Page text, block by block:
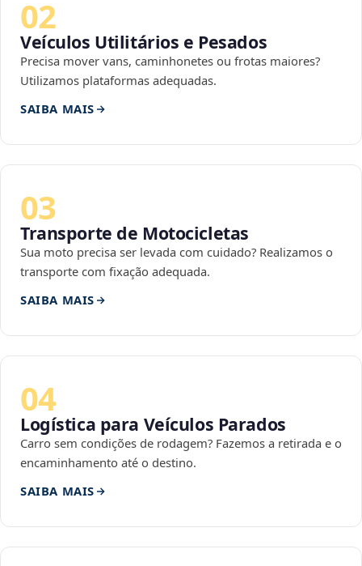
02
Veículos Utilitários e Pesados
Precisa mover vans, caminhonetes ou frotas maiores?
Utilizamos plataformas adequadas.
SAIBA MAIS
03
Transporte de Motocicletas
Sua moto precisa ser levada com cuidado? Realizamos o
transporte com fixação adequada.
SAIBA MAIS
04
Logística para Veículos Parados
Carro sem condições de rodagem? Fazemos a retirada e o
encaminhamento até o destino.
SAIBA MAIS